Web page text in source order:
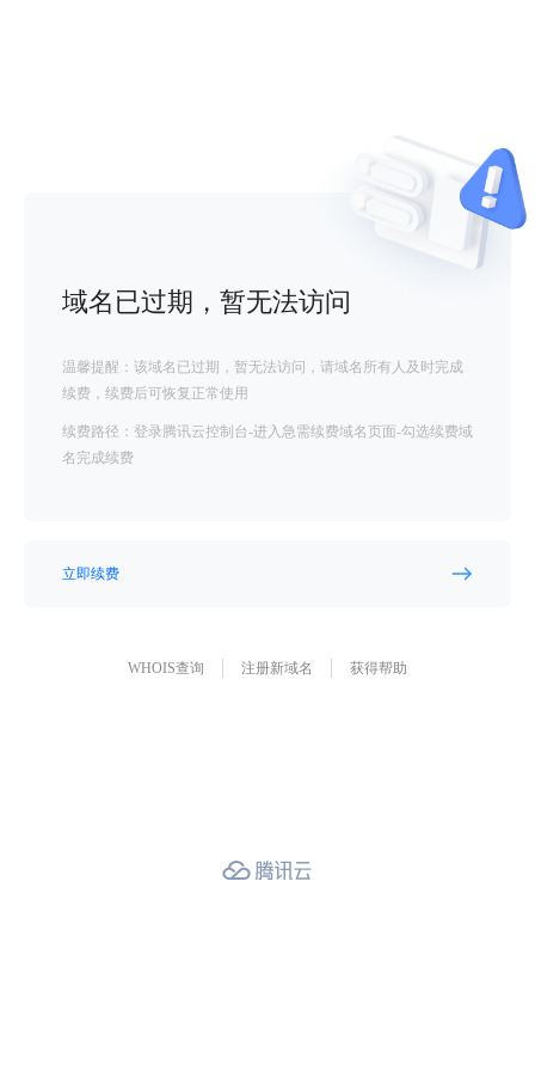
域名已过期，暂无法访问
温馨提醒：该域名已过期，暂无法访问，请域名所有人及时完成
续费，续费后可恢复正常使用
续费路径：登录腾讯云控制台-进入急需续费域名页面-勾选续费域
名完成续费
立即续费
WHOIS查询 注册新域名 获得帮助